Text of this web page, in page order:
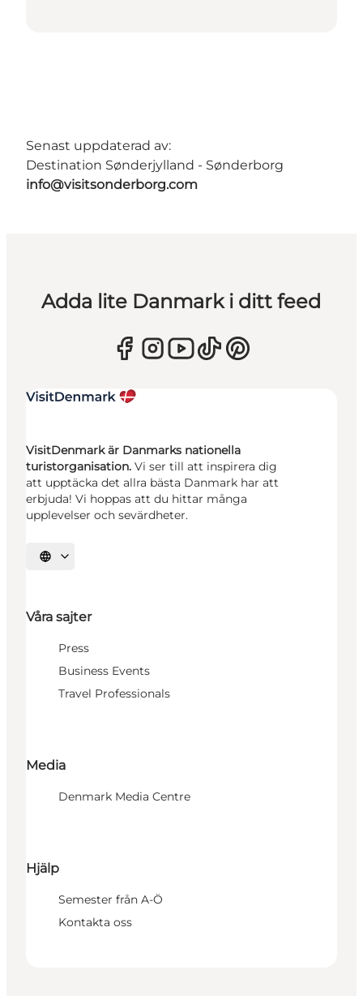
Senast uppdaterad av:
Destination Sønderjylland - Sønderborg
info@visitsonderborg.com
Adda lite Danmark i ditt feed
VisitDenmark är Danmarks nationella
turistorganisation. Vi ser till att inspirera dig
att upptäcka det allra bästa Danmark har att
erbjuda! Vi hoppas att du hittar många
upplevelser och sevärdheter.
Välj språk
Våra sajter
Press
Business Events
Travel Professionals
Media
Denmark Media Centre
Hjälp
Semester från A-Ö
Kontakta oss